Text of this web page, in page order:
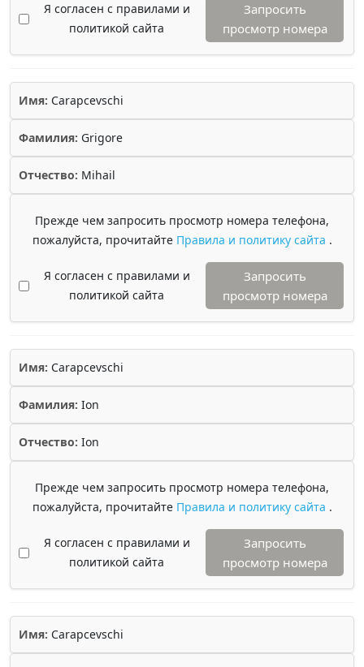
Я согласен с правилами и
политикой сайта
Запросить
просмотр номера
Имя: Carapcevschi
Фамилия: Grigore
Отчество: Mihail
Прежде чем запросить просмотр номера телефона,
пожалуйста, прочитайте Правила и политику сайта .
Я согласен с правилами и
политикой сайта
Запросить
просмотр номера
Имя: Carapcevschi
Фамилия: Ion
Отчество: Ion
Прежде чем запросить просмотр номера телефона,
пожалуйста, прочитайте Правила и политику сайта .
Я согласен с правилами и
политикой сайта
Запросить
просмотр номера
Имя: Carapcevschi